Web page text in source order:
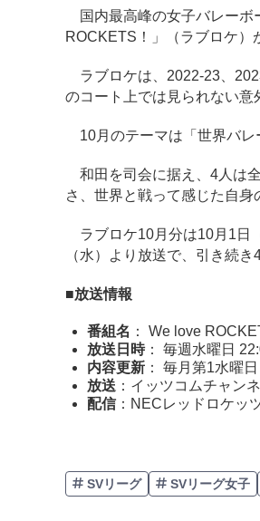
国内最高峰の女子バレーボ
ROCKETS！」（ラブロケ）
ラブロケは、2022-23、
のコート上では見られない意
10月のテーマは「世界バレ
和田を司会に据え、4人は
さ、世界と戦って感じた自
ラブロケ10月分は10月1日
（水）より放送で、引き続
■放送情報
番組名 ： We love
放送日時： 毎週水曜日
内容更新 ： 毎月第1水曜日
放送 ：イッツコムチャ
配信：NECレッドロケッ
SVリーグ SVリーグ女子